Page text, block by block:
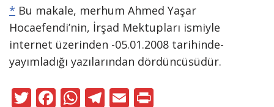
* Bu makale, merhum Ahmed Yaşar
Hocaefendi’nin, İrşad Mektupları ismiyle
internet üzerinden -05.01.2008 tarihinde-
yayımladığı yazılarından dördüncüsüdür.
T F W T E